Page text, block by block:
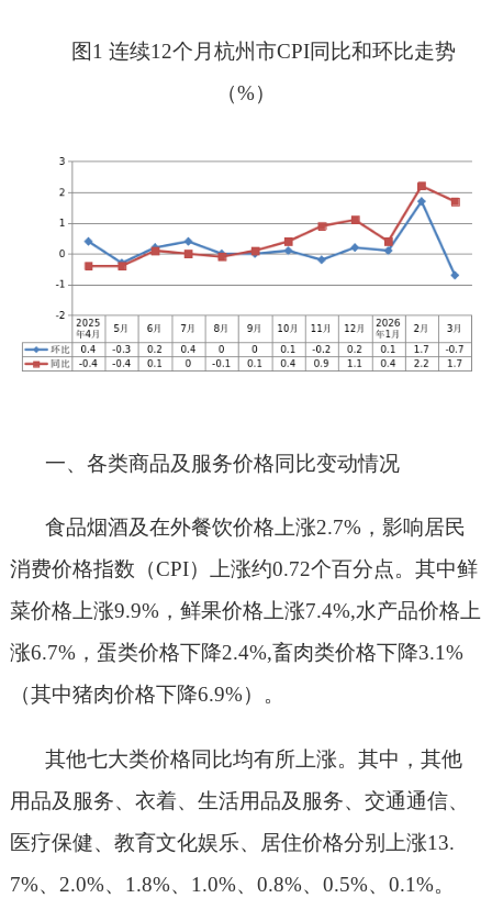
图1连续12个月杭州市CPI同比和环比走势
（%）
一、各类商品及服务价格同比变动情况
食品烟酒及在外餐饮价格上涨2.7%，影响居民
消费价格指数（CPI） 上涨约0.72个百分点。 其中鲜
菜价格上涨9.9%，鲜果价格上涨7.4%,水产品价格上
涨6.7%， 蛋类价格下降2.4%,畜肉类价格下降3.1%
（其中猪肉价格下降6.9%）。
其他七大类价格同比均有所上涨。其中，其他
用品及服务、 衣着、生活用品及服务、交通通信、
医疗保健、教育文化娱乐、居住价格分别上涨13.
7%、 2.0%、 1.8%、 1.0%、 0.8%、0.5%、 0.1%。